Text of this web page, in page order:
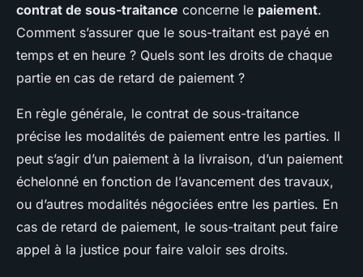
contrat de sous-traitance concerne le paiement.
Comment s’assurer que le sous-traitant est payé en
temps et en heure ? Quels sont les droits de chaque
partie en cas de retard de paiement ?
En règle générale, le contrat de sous-traitance
précise les modalités de paiement entre les parties. Il
peut s’agir d’un paiement à la livraison, d’un paiement
échelonné en fonction de l’avancement des travaux,
ou d’autres modalités négociées entre les parties. En
cas de retard de paiement, le sous-traitant peut faire
appel à la justice pour faire valoir ses droits.